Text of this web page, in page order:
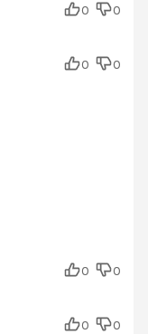
0 0
0
0
0
0
0
0